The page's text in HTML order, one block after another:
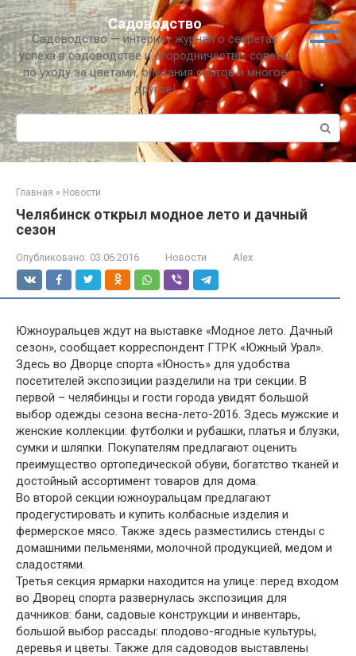
Перейти
к
контенту
Садоводство
Садоводство — интернет журнал о секретах
успеха в садоводстве и огородничестве, советы
по уходу за цветами, описания сортов и многое
другое!
Поиск:
Главная » Новости
Челябинск открыл модное лето и дачный
сезон
Опубликовано: 03.06.2016 Новости Alex
Южноуральцев ждут на выставке «Модное лето. Дачный
сезон», сообщает корреспондент ГТРК «Южный Урал».
Здесь во Дворце спорта «Юность» для удобства
посетителей экспозиции разделили на три секции. В
первой – челябинцы и гости города увидят большой
выбор одежды сезона весна-лето-2016. Здесь мужские и
женские коллекции: футболки и рубашки, платья и блузки,
сумки и шляпки. Покупателям предлагают оценить
преимущество ортопедической обуви, богатство тканей и
достойный ассортимент товаров для дома.
Во второй секции южноуральцам предлагают
продегустировать и купить колбасные изделия и
фермерское мясо. Также здесь разместились стенды с
домашними пельменями, молочной продукцией, медом и
сладостями.
Третья секция ярмарки находится на улице: перед входом
во Дворец спорта развернулась экспозиция для
дачников: бани, садовые конструкции и инвентарь,
большой выбор рассады: плодово-ягодные культуры,
деревья и цветы. Также для садоводов выставлены